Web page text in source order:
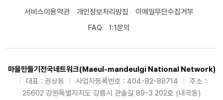
서비스이용약관 개인정보처리방침
이메일무단수집거부
FAQ
1:1문의
마을만들기전국네트워크(Maeul-mandeulgi National Network)
대표 : 권상동 사업자등록번호 : 404-82-88714
주소 :
25602 강원특별자치도 강릉시 관솔길 89-3 202호 (내곡동)